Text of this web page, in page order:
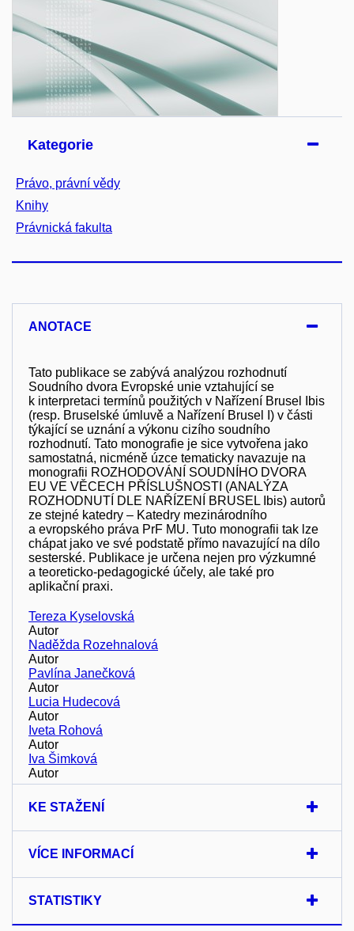
Kategorie
Právo, právní vědy
Knihy
Právnická fakulta
ANOTACE
Tato publikace se zabývá analýzou rozhodnutí
Soudního dvora Evropské unie vztahující se
k interpretaci termínů použitých v Nařízení Brusel Ibis
(resp. Bruselské úmluvě a Nařízení Brusel I) v části
týkající se uznání a výkonu cizího soudního
rozhodnutí. Tato monografie je sice vytvořena jako
samostatná, nicméně úzce tematicky navazuje na
monografii ROZHODOVÁNÍ SOUDNÍHO DVORA
EU VE VĚCECH PŘÍSLUŠNOSTI (ANALÝZA
ROZHODNUTÍ DLE NAŘÍZENÍ BRUSEL Ibis) autorů
ze stejné katedry – Katedry mezinárodního
a evropského práva PrF MU. Tuto monografii tak lze
chápat jako ve své podstatě přímo navazující na dílo
sesterské. Publikace je určena nejen pro výzkumné
a teoreticko-pedagogické účely, ale také pro
aplikační praxi.
Tereza Kyselovská
Autor
Naděžda Rozehnalová
Autor
Pavlína Janečková
Autor
Lucia Hudecová
Autor
Iveta Rohová
Autor
Iva Šimková
Autor
KE STAŽENÍ
VÍCE INFORMACÍ
STATISTIKY